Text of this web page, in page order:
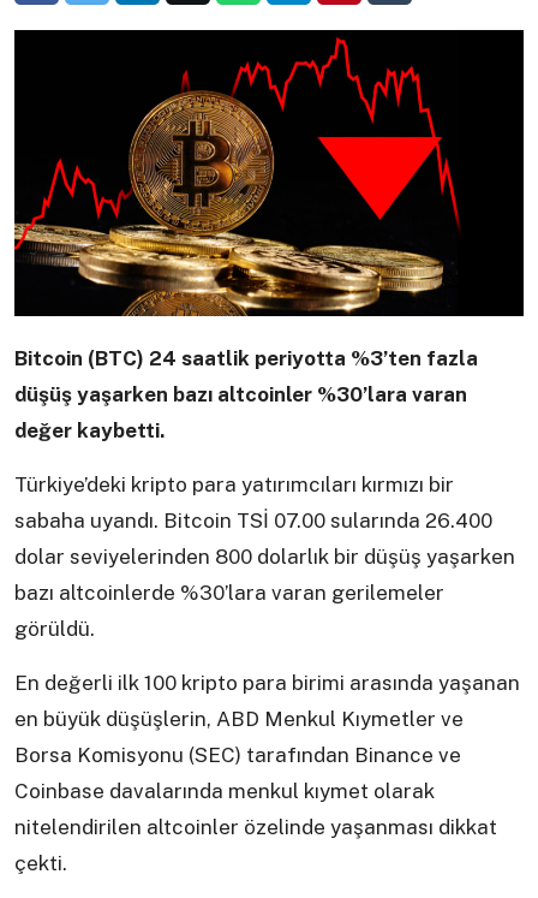
Bitcoin (BTC) 24 saatlik periyotta %3’ten fazla
düşüş yaşarken bazı altcoinler %30’lara varan
değer kaybetti.
Türkiye’deki kripto para yatırımcıları kırmızı bir
sabaha uyandı. Bitcoin TSİ 07.00 sularında 26.400
dolar seviyelerinden 800 dolarlık bir düşüş yaşarken
bazı altcoinlerde %30’lara varan gerilemeler
görüldü.
En değerli ilk 100 kripto para birimi arasında yaşanan
en büyük düşüşlerin, ABD Menkul Kıymetler ve
Borsa Komisyonu (SEC) tarafından Binance ve
Coinbase davalarında menkul kıymet olarak
nitelendirilen altcoinler özelinde yaşanması dikkat
çekti.